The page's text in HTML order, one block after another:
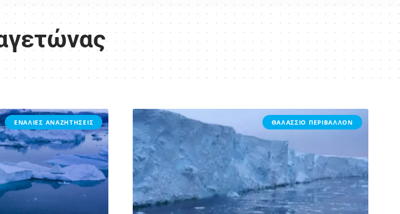
ΕΝΑΛΙΕΣ ΑΝΑΖΗΤΗΣΕΙΣ ΘΑΛΑΣΣΙΟ ΠΕΡΙΒΑΛΛΟΝ